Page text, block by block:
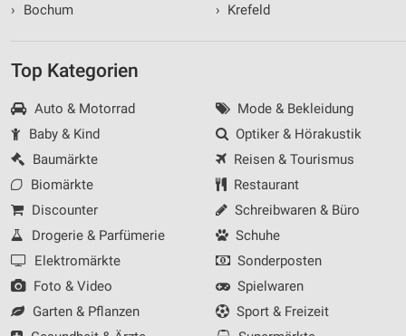
›
Bochum
› Krefeld
Top Kategorien
Auto & Motorrad
Baby & Kind
Baumärkte
Biomärkte
Discounter
Drogerie & Parfümerie
Elektromärkte
Foto & Video
Garten & Pflanzen
Mode & Bekleidung
Optiker & Hörakustik
Reisen & Tourismus
Restaurant
Schreibwaren & Büro
Schuhe
Sonderposten
Spielwaren
Sport & Freizeit